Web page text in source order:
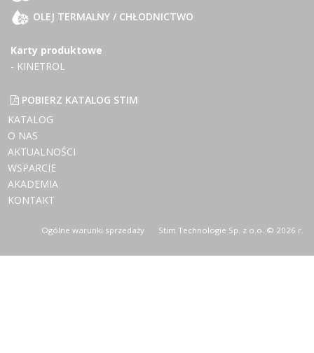
OLEJ TERMALNY / CHŁODNICTWO
Karty produktowe
- KINETROL
POBIERZ KATALOG STIM
KATALOG
O NAS
AKTUALNOŚCI
WSPARCIE
AKADEMIA
KONTAKT
Stim Technologie Sp. z o.o. © 2026 r.
Ogólne warunki sprzedaży